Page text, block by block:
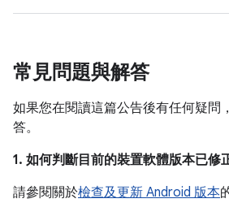
常見問題與解答
如果您在閱讀這篇公告後有任何疑問
答。
1. 如何判斷目前的裝置軟體版本已修
請參閱關於檢查及更新 Android 版本